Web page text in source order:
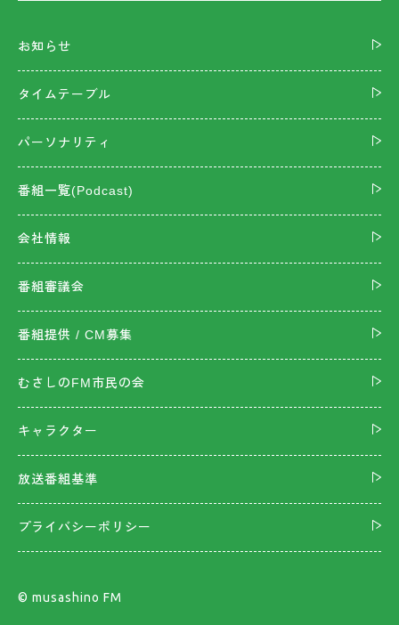
お知らせ
タイムテーブル
パーソナリティ
番組一覧(Podcast)
会社情報
番組審議会
番組提供 / CM募集
むさしのFM市民の会
キャラクター
放送番組基準
プライバシーポリシー
©︎ musashino FM